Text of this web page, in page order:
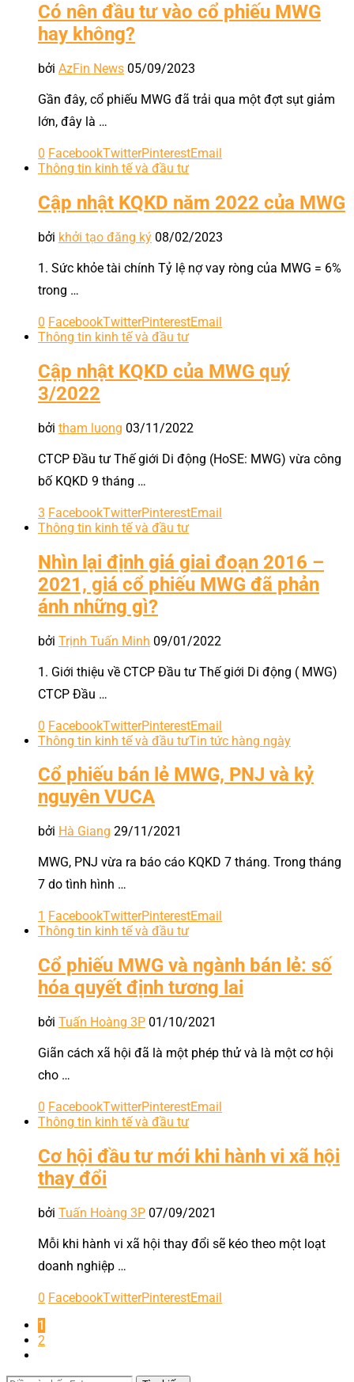
Có nên đầu tư vào cổ phiếu MWG
hay không?
bởi AzFin News 05/09/2023
Gần đây, cổ phiếu MWG đã trải qua một đợt sụt giảm
lớn, đây là …
0 FacebookTwitterPinterestEmail
Thông tin kinh tế và đầu tư
Cập nhật KQKD năm 2022 của MWG
bởi khởi tạo đăng ký 08/02/2023
1. Sức khỏe tài chính Tỷ lệ nợ vay ròng của MWG = 6%
trong …
0 FacebookTwitterPinterestEmail
Thông tin kinh tế và đầu tư
Cập nhật KQKD của MWG quý
3/2022
bởi tham luong 03/11/2022
CTCP Đầu tư Thế giới Di động (HoSE: MWG) vừa công
bố KQKD 9 tháng …
3 FacebookTwitterPinterestEmail
Thông tin kinh tế và đầu tư
Nhìn lại định giá giai đoạn 2016 –
2021, giá cổ phiếu MWG đã phản
ánh những gì?
bởi Trịnh Tuấn Minh 09/01/2022
1. Giới thiệu về CTCP Đầu tư Thế giới Di động ( MWG)
CTCP Đầu …
0 FacebookTwitterPinterestEmail
Thông tin kinh tế và đầu tưTin tức hàng ngày
Cổ phiếu bán lẻ MWG, PNJ và kỷ
nguyên VUCA
bởi Hà Giang 29/11/2021
MWG, PNJ vừa ra báo cáo KQKD 7 tháng. Trong tháng
7 do tình hình …
1 FacebookTwitterPinterestEmail
Thông tin kinh tế và đầu tư
Cổ phiếu MWG và ngành bán lẻ: số
hóa quyết định tương lai
bởi Tuấn Hoàng 3P 01/10/2021
Giãn cách xã hội đã là một phép thử và là một cơ hội
cho …
0 FacebookTwitterPinterestEmail
Thông tin kinh tế và đầu tư
Cơ hội đầu tư mới khi hành vi xã hội
thay đổi
bởi Tuấn Hoàng 3P 07/09/2021
Mỗi khi hành vi xã hội thay đổi sẽ kéo theo một loạt
doanh nghiệp …
0 FacebookTwitterPinterestEmail
1
2